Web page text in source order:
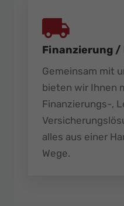
Finanzierung /
Gemeinsam mit
bieten wir Ihnen
Finanzierungs-,
alles aus einer
Wege.